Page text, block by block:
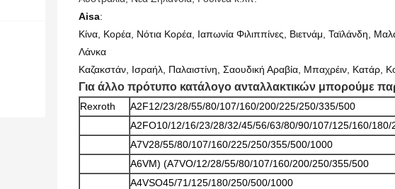
Aisa:
Κίνα, Κορέα, Νότια Κορέα, Ιαπωνία Φιλιππίνες, Βιετνάμ, Ταϊλάνδη,
Λάνκα
Καζακστάν, Ισραήλ, Παλαιστίνη, Σαουδική Αραβία, Μπαχρέιν, Κατάρ,
Για άλλο πρότυπο κατάλογο ανταλλακτικών μπορούμε
Rexroth
A2F12/23/28/55/80/107/160/200/225/250/335/500
A2FO10/12/16/23/28/32/45/56/63/80/90/107/125/160/180/
A7V28/55/80/107/160/225/250/355/500/1000
A6VM) (A7VO/12/28/55/80/107/160/200/250/355/500
A4VSO45/71/125/180/250/500/1000